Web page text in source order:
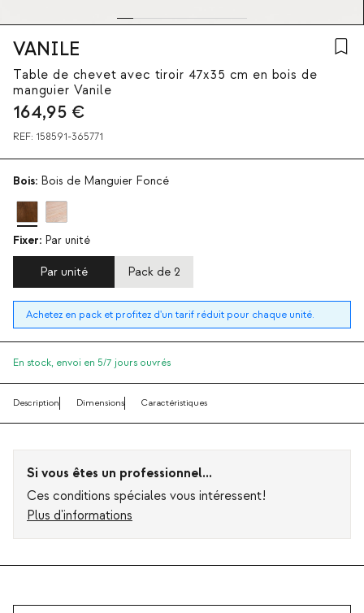
VANILE
Table de chevet avec tiroir 47x35 cm en bois de
manguier Vanile
164,95 €
REF: 158591-365771
Bois: Bois de Manguier Foncé
Fixer: Par unité
Par unité Pack de 2
Achetez en pack et profitez d'un tarif réduit pour chaque unité.
En stock, envoi en 5/7 jours ouvrés
Description Dimensions Caractéristiques
Si vous êtes un professionnel...
Ces conditions spéciales vous intéressent!
Plus d'informations